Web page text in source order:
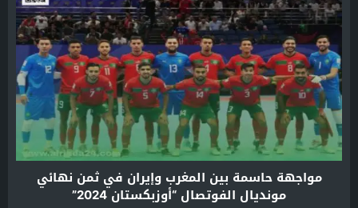
مواجهة حاسمة بين المغرب وإيران في ثمن نهائي
مونديال الفوتصال “أوزبكستان 2024”